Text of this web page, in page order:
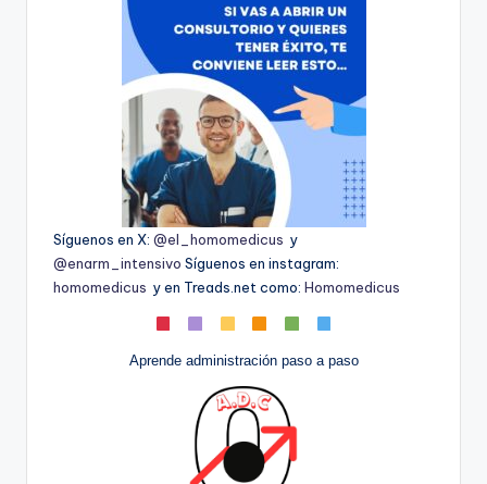
Síguenos en X: @el_homomedicus y
@enarm_intensivo Síguenos en instagram:
homomedicus y en Treads.net como: Homomedicus
Aprende administración paso a paso